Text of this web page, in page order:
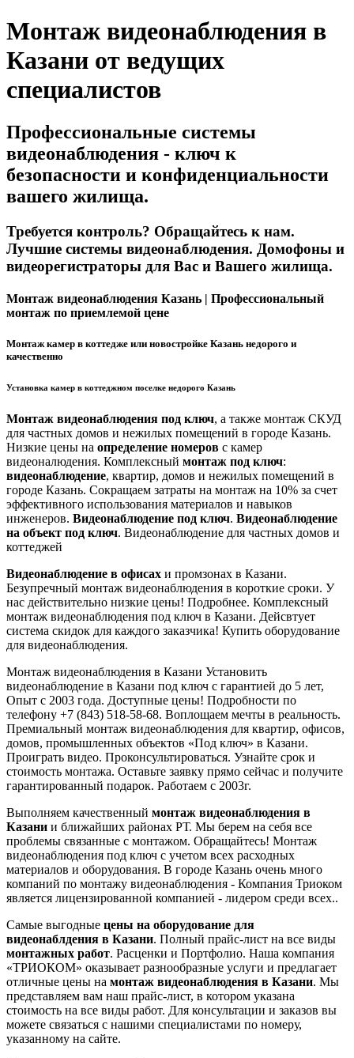
Монтаж видеонаблюдения в
Казани от ведущих
специалистов
Профессиональные системы
видеонаблюдения - ключ к
безопасности и конфиденциальности
вашего жилища.
Требуется контроль? Обращайтесь к нам.
Лучшие системы видеонаблюдения. Домофоны и
видеорегистраторы для Вас и Вашего жилища.
Монтаж видеонаблюдения Казань | Профессиональный
монтаж по приемлемой цене
Монтаж камер в коттедже или новостройке Казань недорого и
качественно
Установка камер в коттеджном поселке недорого Казань
Монтаж видеонаблюдения под ключ, а также монтаж СКУД
для частных домов и нежилых помещений в городе Казань.
Низкие цены на определение номеров с камер
видеоналюдения. Комплексный монтаж под ключ:
видеонаблюдение, квартир, домов и нежилых помещений в
городе Казань. Сокращаем затраты на монтаж на 10% за счет
эффективного использования материалов и навыков
инженеров. Видеонаблюдение под ключ. Видеонаблюдение
на объект под ключ. Видеонаблюдение для частных домов и
коттеджей
Видеонаблюдение в офисах и промзонах в Казани.
Безупречный монтаж видеонаблюдения в короткие сроки. У
нас действительно низкие цены! Подробнее. Комплексный
монтаж видеонаблюдения под ключ в Казани. Дейсвтует
система скидок для каждого заказчика! Купить оборудование
для видеонаблюдения.
Монтаж видеонаблюдения в Казани Установить
видеонаблюдение в Казани под ключ с гарантией до 5 лет,
Опыт с 2003 года. Доступные цены! Подробности по
телефону +7 (843) 518-58-68. Воплощаем мечты в реальность.
Премиальный монтаж видеонаблюдения для квартир, офисов,
домов, промышленных объектов «Под ключ» в Казани.
Проиграть видео. Проконсультироваться. Узнайте срок и
стоимость монтажа. Оставьте заявку прямо сейчас и получите
гарантированный подарок. Работаем с 2003г.
Выполняем качественный монтаж видеонаблюдения в
Казани и ближайших районах РТ. Мы берем на себя все
проблемы связанные с монтажом. Обращайтесь! Монтаж
видеонаблюдения под ключ с учетом всех расходных
материалов и оборудования. В городе Казань очень много
компаний по монтажу видеонаблюдения - Компания Триоком
является лицензированной компанией - лидером среди всех..
Самые выгодные цены на оборудование для
видеонаблдения в Казани. Полный прайс-лист на все виды
монтажных работ. Расценки и Портфолио. Наша компания
«ТРИОКОМ» оказывает разнообразные услуги и предлагает
отличные цены на монтаж видеонаблюдения в Казани. Мы
представляем вам наш прайс-лист, в котором указана
стоимость на все виды работ. Для консультации и заказов вы
можете связаться с нашими специалистами по номеру,
указанному на сайте.